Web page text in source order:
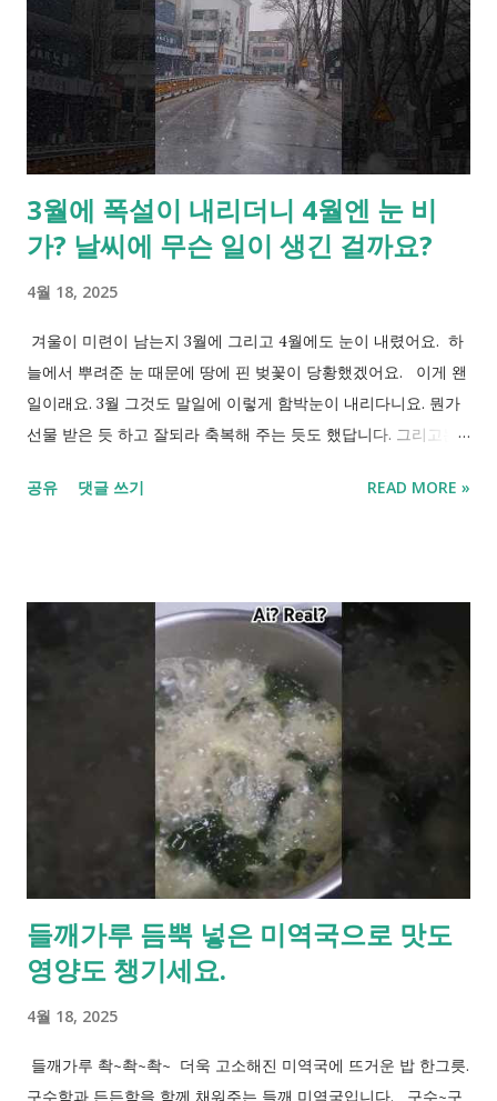
3월에 폭설이 내리더니 4월엔 눈 비
가? 날씨에 무슨 일이 생긴 걸까요?
4월 18, 2025
겨울이 미련이 남는지 3월에 그리고 4월에도 눈이 내렸어요. 하
늘에서 뿌려준 눈 때문에 땅에 핀 벚꽃이 당황했겠어요. 이게 왠
일이래요. 3월 그것도 말일에 이렇게 함박눈이 내리다니요. 뭔가
선물 받은 듯 하고 잘되라 축복해 주는 듯도 했답니다. 그리고는
걸~ 4월엔 활짝 핀 벚꽃들이 민망하게 또 눈이 내렸지 뭔가요. 그
공유 댓글 쓰기 READ MORE »
들깨가루 듬뿍 넣은 미역국으로 맛도
영양도 챙기세요.
4월 18, 2025
들깨가루 촥~촥~촥~ 더욱 고소해진 미역국에 뜨거운 밥 한그릇.
구수함과 든든함을 함께 채워주는 들깨 미역국입니다. 구수~구